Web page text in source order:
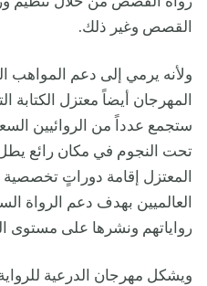
القصص وغير ذلك.
ولأنه يرمي إلى دعم المواهب
المهرجان أيضاً معتزل الكتابة
ستجمع عدداً من الروائيين
تحت النجوم في مكان رائع
المعتزل إقامة دوراتٍ
العالميين بهدف دعم الرواة
رواياتهم ونشرها على مستوى
ويشكل مهرجان الدرعية